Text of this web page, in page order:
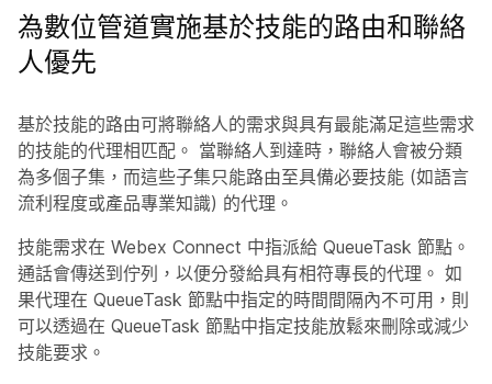
為數位管道實施基於技能的路由和聯絡
人優先
基於技能的路由可將聯絡人的需求與具有最能滿足這些需求
的技能的代理相匹配。 當聯絡人到達時，聯絡人會被分類
為多個子集，而這些子集只能路由至具備必要技能 (如語言
流利程度或產品專業知識) 的代理。
技能需求在 Webex Connect 中指派給 QueueTask 節點。
通話會傳送到佇列，以便分發給具有相符專長的代理。 如
果代理在 QueueTask 節點中指定的時間間隔內不可用，則
可以透過在 QueueTask 節點中指定技能放鬆來刪除或減少
技能要求。